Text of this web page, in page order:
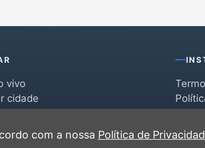
vivo
cidade
com a nossa Política de